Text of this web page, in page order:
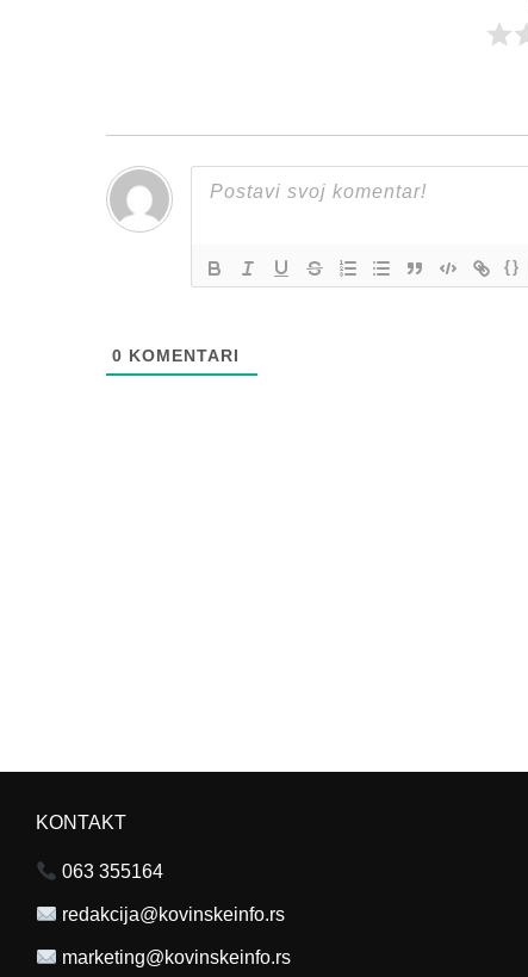
{}
0 KOMENTARI
KONTAKT
063 355164
redakcija@kovinskeinfo.rs
marketing@kovinskeinfo.rs